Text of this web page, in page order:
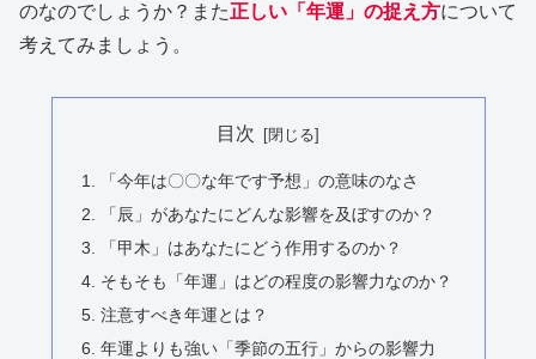
のなのでしょうか？また正しい「年運」の捉え方について
考えてみましょう。
目次
「今年は〇〇な年です予想」の意味のなさ
「辰」があなたにどんな影響を及ぼすのか？
「甲木」はあなたにどう作用するのか？
そもそも「年運」はどの程度の影響力なのか？
注意すべき年運とは？
年運よりも強い「季節の五行」からの影響力